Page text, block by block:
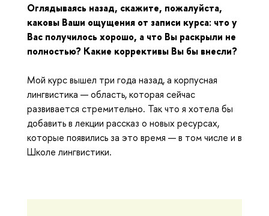
Оглядываясь назад, скажите, пожалуйста,
каковы Ваши ощущения от записи курса: что у
Вас получилось хорошо, а что Вы раскрыли не
полностью? Какие коррективы Вы бы внесли?
Мой курс вышел три года назад, а корпусная
лингвистика — область, которая сейчас
развивается стремительно. Так что я хотела бы
добавить в лекции рассказ о новых ресурсах,
которые появились за это время — в том числе и в
Школе лингвистики.